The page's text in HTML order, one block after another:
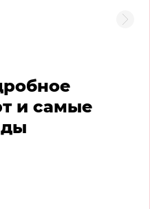
и самые